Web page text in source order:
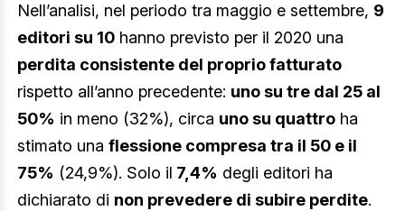
Nell’analisi, nel periodo tra maggio e settembre, 9
editori su 10 hanno previsto per il 2020 una
perdita consistente del proprio fatturato
rispetto all’anno precedente: uno su tre dal 25 al
50% in meno (32%), circa uno su quattro ha
stimato una flessione compresa tra il 50 e il
75% (24,9%). Solo il 7,4% degli editori ha
dichiarato di non prevedere di subire perdite.